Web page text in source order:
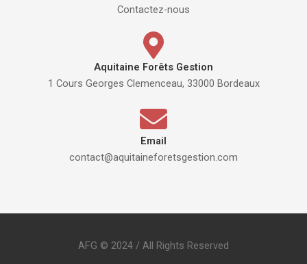
Contactez-nous
Aquitaine Forêts Gestion
1 Cours Georges Clemenceau, 33000 Bordeaux
Email
contact@aquitaineforetsgestion.com
AFG © 2024 / All Rights Reserved